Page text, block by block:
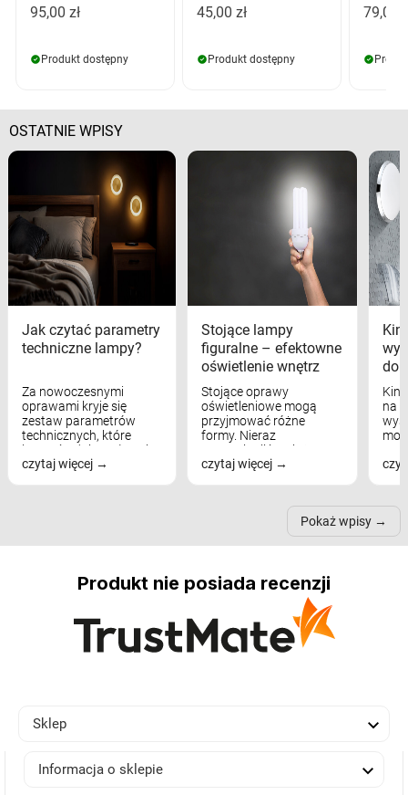
95,00 zł
Produkt dostępny
45,00 zł
Produkt dostępny
79,00
OSTATNIE WPISY
Jak czytać parametry
techniczne lampy?
Za nowoczesnymi
oprawami kryje się
zestaw parametrów
technicznych, które
bezpośrednio wpływają
na komfort widzenia,
czytaj więcej
Stojące lampy
figuralne – efektowne
oświetlenie wnętrz
Stojące oprawy
oświetleniowe mogą
przyjmować różne
formy. Nieraz
wspominaliśmy już
modele na łukowych
nich może przydać się w
czytaj więcej
na
Pokaż wpisy
Produkt nie posiada recenzji
Sklep 
Informacja o sklepie 